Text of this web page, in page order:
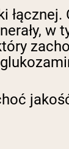
łącznej.
w